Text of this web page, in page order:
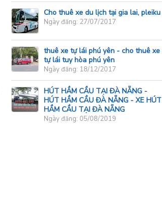
Cho thuê xe du lịch tại gia lai, pleiku
Ngày đăng: 27/07/2017
thuê xe tự lái phú yên - cho thuê xe
tự lái tuy hòa phú yên
Ngày đăng: 18/12/2017
HÚT HẦM CẦU TẠI ĐÀ NẴNG -
HÚT HẦM CẦU ĐÀ NẴNG - XE HÚT
HẦM CẦU TẠI ĐÀ NẴNG
Ngày đăng: 05/08/2019